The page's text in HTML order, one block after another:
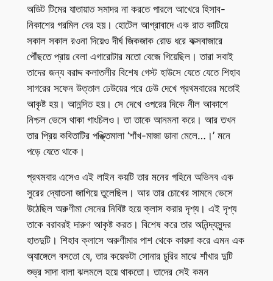
অডিট টিমের যাতায়াত সমাদর না করতে পারলে আখেরে হিসাব-
নিকাশের গরমিল বের হয়। হোটেল আগ্রাবাদে এক রাত কাটিয়ে
সকাল সকাল রওনা দিয়েও দীর্ঘ জিকজাক রোড ধরে কক্সবাজারে
পৌঁছতে প্রায় বেলা এগারোটার মতো বেজে গিয়েছিল। তারা সবাই
তাদের জন্য বরাদ্দ কলাতলীর বিশেষ গেস্ট হাউসে যেতে যেতে শিহাব
সাগরের সফেন উত্তাল ঢেউয়ের পরে ঢেউ দেখে প্রথমবারের মতোই
আকৃষ্ট হয়। আনন্দিত হয়। সে দেখে ওপরের দিকে নীল আকাশে
নিশ্চল ভেসে থাকা গাংচিলও। তা তাকে আনমনা করে। আর তখন
তার প্রিয় কবিতাটির পঙ্ক্তিমালা ‘শাঁখ-মাজা ডানা মেলে…।’ মনে
পড়ে যেতে থাকে।
প্রথমবার এসেও এই লাইন কয়টি তার মনের গহিনে অভিনব এক
সুরের দ্যোতনা জাগিয়ে তুলেছিল। আর তার চোখের সামনে ভেসে
উঠেছিল অরুণীমা সেনের নিবিষ্ট হয়ে ক্লাস করার দৃশ্য। এই দৃশ্য
তাকে বরাবরই দারুণ আকৃষ্ট করত। বিশেষ করে তার অনিন্দ্যসুন্দর
হাতদুটি। শিহাব ক্লাসে অরুণীমার পাশ থেকে কায়দা করে এমন এক
অ্যাঙ্গেলে বসতো যে, তার কয়েকটা সোনার চুরির মাঝে শাঁখার দুটি
শুভ্র সাদা বালা ঝলমলে হয়ে থাকতো। তাদের সেই কমন